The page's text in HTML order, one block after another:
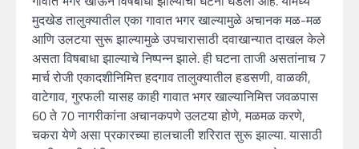
मुदखेड तालुक्यातील एका गावात भगर खाल्यामुळे अचानक मळ-मळ
आणि उलटया सुरू झाल्यामुळे उपचारासाठी दवाखान्यात दाखल केले
असता विषबाधा झाल्याचे निष्पन्न झाले. ही घटना ताजी असतांनाच 7
मार्च रोजी एकादशीनिमित्त हदगाव तालुक्यातील हडसणी, वाळकी,
वाटेगाव, गुरफली यासह काही गावात भगर खाल्यानिमित्त जवळपास
60 ते 70 नागरीकांना अचानकपणे उलटया होणे, मळमळ करणे,
चकरा येणे असा प्रकारच्या हालचाली शरिरात सुरू झाल्या. यासाठी